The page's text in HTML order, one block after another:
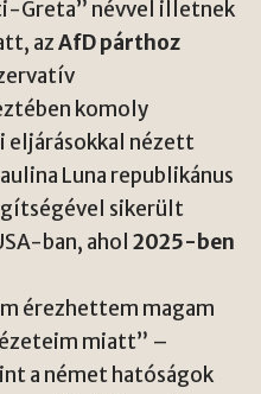
Greta” névvel illetnek
azAfD párthoz
komoly
eljárásokkal nézett
Luna republikánus
sikerült
ban, ahol 2025-ben
érezhettem magam
miatt” –
a német hatóságok